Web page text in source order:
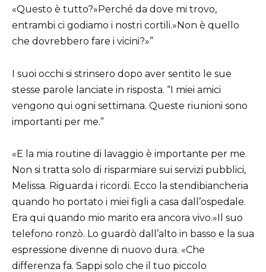
«Questo è tutto?»Perché da dove mi trovo,
entrambi ci godiamo i nostri cortili.»Non è quello
che dovrebbero fare i vicini?»”
I suoi occhi si strinsero dopo aver sentito le sue
stesse parole lanciate in risposta. “I miei amici
vengono qui ogni settimana. Queste riunioni sono
importanti per me.”
«E la mia routine di lavaggio è importante per me.
Non si tratta solo di risparmiare sui servizi pubblici,
Melissa. Riguarda i ricordi. Ecco la stendibiancheria
quando ho portato i miei figli a casa dall’ospedale.
Era qui quando mio marito era ancora vivo.»Il suo
telefono ronzò. Lo guardò dall’alto in basso e la sua
espressione divenne di nuovo dura. «Che
differenza fa. Sappi solo che il tuo piccolo